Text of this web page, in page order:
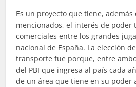
Es un proyecto que tiene, además
mencionados, el interés de poder
comerciales entre los grandes
nacional de España. La elección
transporte fue porque, entre
del PBI que ingresa al país cada
de un área que tiene en su poder